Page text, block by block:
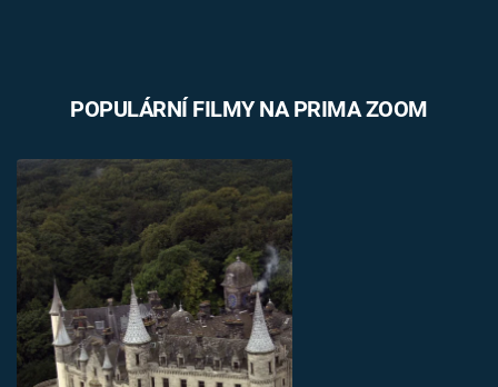
POPULÁRNÍ FILMY NA PRIMA ZOOM